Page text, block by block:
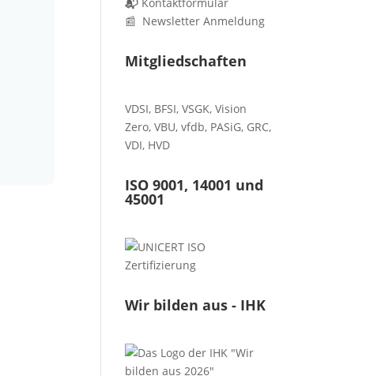
📰 Newsletter Anmeldung
Mitgliedschaften
VDSI, BFSI,VSGK,Vision
Zero,VBU,vfdb, PASiG, GRC,
VDI, HVD
ISO 9001, 14001 und
45001
Wir bilden aus - IHK